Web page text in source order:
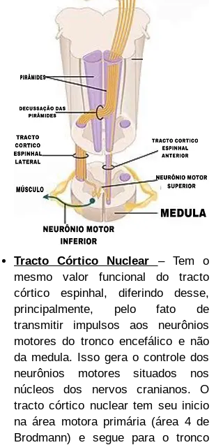
Tracto Córtico Nuclear – Tem o
mesmo valor funcional do tracto
córtico espinhal, diferindo desse,
principalmente, pelo fato de
transmitir impulsos aos neurônios
motores do tronco encefálico e não
da medula. Isso gera o controle dos
neurônios motores situados nos
núcleos dos nervos cranianos. O
tracto córtico nuclear tem seu inicio
na área motora primária (área 4 de
Brodmann) e segue para o tronco